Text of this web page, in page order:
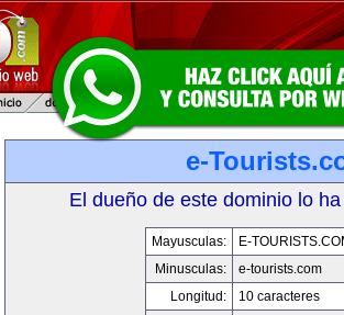
e-
El dueño de este dominio lo
Mayusculas:
E-
Minusculas:
e-tourists.com
Longitud:
10 caracteres